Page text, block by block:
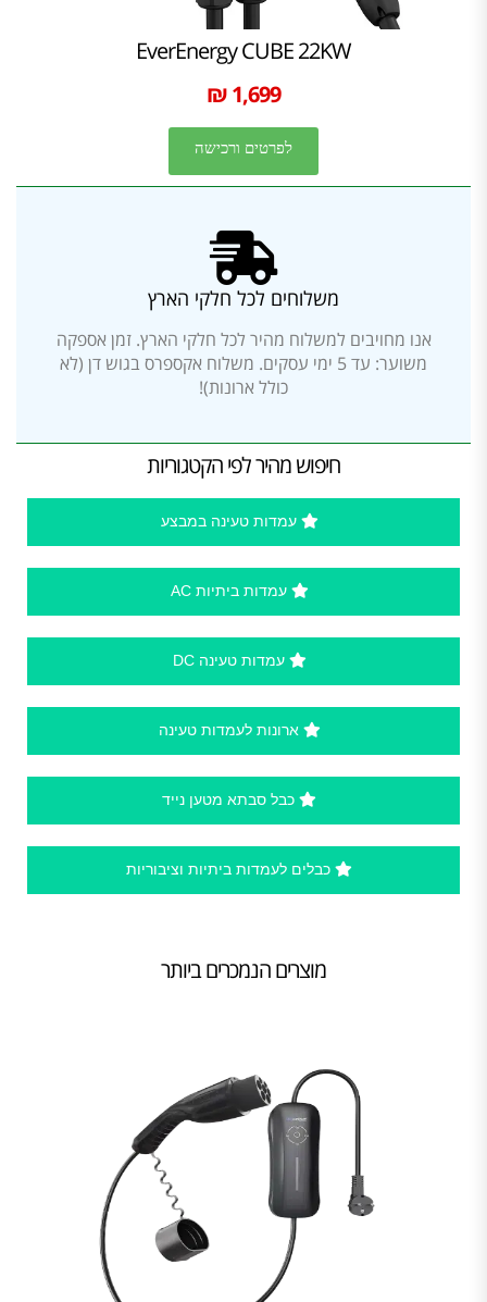
EverEnergy CUBE 22KW
1,699 ₪
לפרטים ורכישה
משלוחים לכל חלקי הארץ
אנו מחויבים למשלוח מהיר לכל חלקי הארץ. זמן אספקה
משוער: עד 5 ימי עסקים. משלוח אקספרס בגוש דן (לא
כולל ארונות)!
חיפוש מהיר לפי הקטגוריות
עמדות טעינה במבצע
עמדות ביתיות AC
עמדות טעינה DC
ארונות לעמדות טעינה
כבל סבתא מטען נייד
כבלים לעמדות ביתיות וציבוריות
מוצרים הנמכרים ביותר